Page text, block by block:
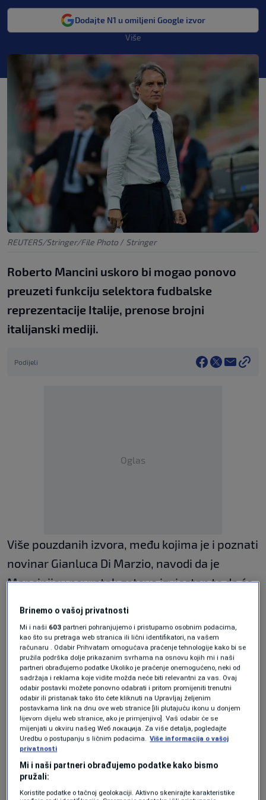
Dodajte N1 u omiljeni Google izvor
Više
REUTERS/Stringer/File Photo / Stringer
Roberto Mancini uskoro bi mogao ponovo
preuzeti funkciju selektora fudbalske
reprezentacije Italije, prenose brojni
italijanski mediji.
Podijeli
Oglas
Više pouzdanih izvora, među kojima je i poznati
novinar Gianluca Di Marzio, navodi da je
Mancinijev povratak gotovo izvjestan te da će
Prema istim informacijama, preostalo je još
samo da se finaliziraju posljednji detalji
ugovora, prema kojem bi Mancini zarađivao
dva miliona eura neto godišnje.
Iskusni stručnjak već je vodio reprezentaciju
Italije od 2018. do 2023. godine, a najveći
uspjeh ostvario je osvajanjem Evropskog
prvenstva 2021. godine.
Brinemo o vašoj privatnosti
Mi i naši 603 partneri pohranjujemo i pristupamo osobnim podacima,
kao što su pretraga web stranica ili lični identifikatori, na vašem
računaru . Odabir Prihvatam omogućava praćenje tehnologije kako bi se
pružila podrška dolje prikazanim svrhama na osnovu kojih mi i naši
partneri obrađujemo podatke Ukoliko je praćenje onemogućeno, neki od
sadržaja i reklama koje vidite možda neće biti relevantni za vas. Ovaj
odabir postavki možete ponovno odabrati i pritom promijeniti trenutni
odabir ili pristanak tako što ćete kliknuti na Upravljaj željenim
postavkama link na dnu ove web stranice [ili plutajuću ikonu u donjem
lijevom dijelu web stranice, ako je primjenjivo]. Vaš odabir će se
mijenjati u okviru našeg Wеб локација. Za više detalja, pogledajte
Uredbu o postupanju s ličnim podacima. Više informacija o vašoj
privatnosti
Mi i naši partneri obrađujemo podatke kako bismo
pružali:
Koristite podatke o tačnoj geolokaciji. Aktivno skenirajte karakteristike